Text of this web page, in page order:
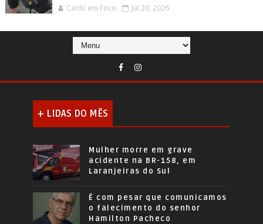
Cantu em Foco Jul 20, 2026
+ LIDAS DO MÊS
Mulher morre em grave
acidente na BR-158, em
Laranjeiras do Sul
É com pesar que comunicamos
o falecimento do senhor
Hamilton Pacheco